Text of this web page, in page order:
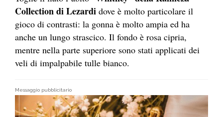
Collection di Lezardi dove è molto particolare il
gioco di contrasti: la gonna è molto ampia ed ha
anche un lungo strascico. Il fondo è rosa cipria,
mentre nella parte superiore sono stati applicati dei
veli di impalpabile tulle bianco.
Messaggio pubblicitario